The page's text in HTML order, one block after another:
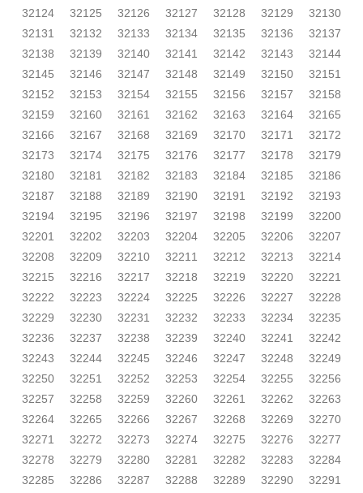
32124
32125 32126 32127 32128 32129
32130
32131
32132 32133 32134 32135 32136
32137
32138
32139 32140 32141 32142 32143
32144
32145
32146 32147 32148 32149 32150
32151
32152
32153 32154 32155 32156 32157
32158
32159
32160 32161 32162 32163 32164
32165
32166
32167 32168 32169 32170 32171
32172
32173
32174 32175 32176 32177 32178
32179
32180
32181 32182 32183 32184 32185
32186
32187
32188 32189 32190 32191 32192
32193
32194
32195 32196 32197 32198 32199
32200
32201
32202 32203 32204 32205 32206
32207
32208
32209 32210 32211 32212 32213
32214
32215
32216 32217 32218 32219 32220
32221
32222
32223 32224 32225 32226 32227
32228
32229
32230 32231 32232 32233 32234
32235
32236
32237 32238 32239 32240 32241
32242
32243
32244 32245 32246 32247 32248
32249
32250
32251 32252 32253 32254 32255
32256
32257
32258 32259 32260 32261 32262
32263
32264
32265 32266 32267 32268 32269
32270
32271
32272 32273 32274 32275 32276
32277
32278
32279 32280 32281 32282 32283
32284
32285
32286 32287 32288 32289 32290
32291